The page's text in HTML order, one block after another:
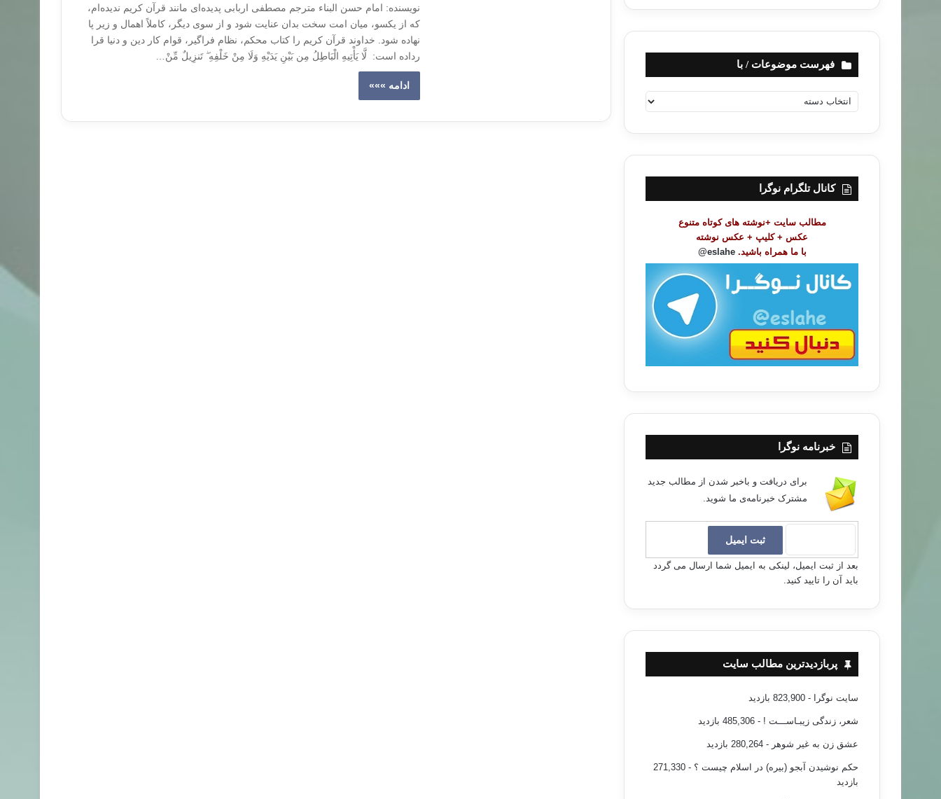
نویسنده: امام حسن البناء مترجم مصطفی اربابی پدیده‌ای مانند قرآن کریم ندیده‌ام،
که از یکسو، میان امت سخت بدان عنایت شود و از سوی دیگر، کاملاً اهمال و زیر پا
نهاده شود. خداوند قرآن کریم را کتاب محکم، نظام فراگیر، قوام کار دین و دنیا قرا
رداده است: لَّا یَأْتِیهِ الْبَاطِلُ مِن بَیْنِ یَدَیْهِ وَلَا مِنْ خَلْفِهِ ۖ تَنزِیلٌ مِّنْ…
ادامه »»»
فهرست موضوعات / با
ه
ت
ض
کانال تلگرام نوگرا
مطالب سایت +نوشته های کوتاه متنوع
عکس + کلیپ + عکس نوشته
با ما همراه باشید. eslahe@
خبرنامه نوگرا
برای دریافت و باخبر شدن از مطالب جدید
مشترک خبرنامه‌ی ما شوید.
بعد از ثبت ایمیل، لینکی به ایمیل شما ارسال می گردد
باید آن را تایید کنید.
پربازدیدترین مطالب سایت
سایت نوگرا - 823,900 بازدید
شعر، زندگی زیبـاســـت ! - 485,306 بازدید
عشق زن به غیر شوهر - 280,264 بازدید
حکم نوشیدن آبجو (بیره) در اسلام چیست ؟
- 271,330
بازدید